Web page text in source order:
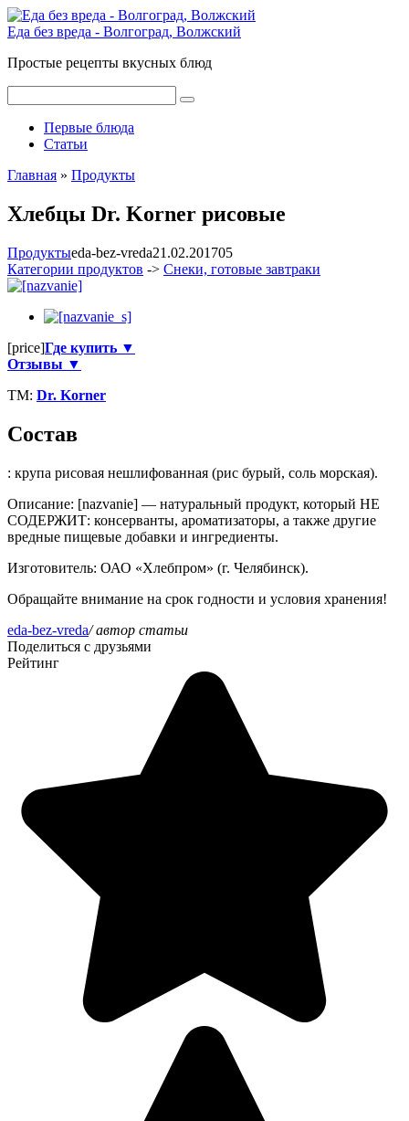
Перейти
к
Еда без вреда - Волгоград, Волжский
Простые рецепты вкусных блюд
Первые блюда
Статьи
Главная » Продукты
Хлебцы Dr. Korner рисовые
Продуктыeda-bez-vreda21.02.201705
Категории продуктов -> Снеки, готовые завтраки
[price]Где купить ▼
Отзывы ▼
ТМ: Dr. Korner
Состав
: крупа рисовая нешлифованная (рис бурый, соль морская).
Описание: [nazvanie] — натуральный продукт, который НЕ
СОДЕРЖИТ: консерванты, ароматизаторы, а также другие
вредные пищевые добавки и ингредиенты.
Изготовитель: ОАО «Хлебпром» (г. Челябинск).
Обращайте внимание на срок годности и условия хранения!
eda-bez-vreda/ автор статьи
Поделиться с друзьями
Рейтинг